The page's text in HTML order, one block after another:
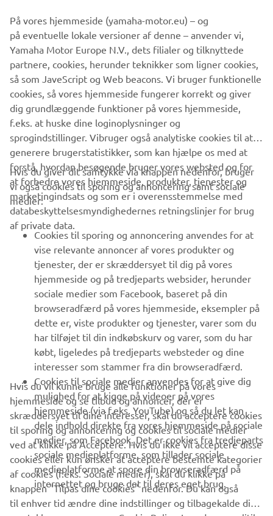
Beskyttelsespladesæt
Kabel & kontakt til spil
Comeup Cub3 Spil (1367kg)
Kassette til spil
Comeup fjernbetjening inkl. holder. (2,4Hz)
YAMAHA ATV
VIRKSOMHED
B2B
MERE YAMAHA
SUPPORT
NYHEDSBREV
Vær den første til at få besked om de seneste tilbud, særlige
arrangementer, nye udgivelser og meget mere.
TILMELD DIG
Læs vores privatlivspolitik for at lære, hvordan vi behandler dine
personlige data:Privatlivspolitik
På vores hjemmeside (yamaha-motor.eu) – og
på eventuelle lokale versioner af denne – anvender vi,
Yamaha Motor Europe N.V., dets filialer og tilknyttede
partnere, cookies, herunder teknikker som ligner cookies,
så som JaveScript og Web beacons. Vi bruger funktionelle
cookies, så vores hjemmeside fungerer korrekt og giver
dig grundlæggende funktioner på vores hjemmeside,
f.eks. at huske dine loginoplysninger og
sprogindstillinger. Vibruger også analytiske cookies til at
generere brugerstatistikker, som kan hjælpe os med at
forstå, hvordan besøgende bruger vores websted og for
at forbedre vores hjemmeside, produkter, tjenester og
marketingindsats og som er i overensstemmelse med
databeskyttelsesmyndighedernes retningslinjer for brug
af private data.
Hvis du giver dit samtykke via knappen nedenfor, bruger
vi også cookies til sporing og annoncering samt sociale
medier:
Cookies til sporing og annoncering anvendes for at
vise relevante annoncer af vores produkter og
tjenester, der er skræddersyet til dig på vores
hjemmeside og på tredjeparts websider, herunder
sociale medier som Facebook, baseret på din
browseradfærd på vores hjemmeside, eksempler på
dette er, viste produkter og tjenester, varer som du
har tilføjet til din indkøbskurv og varer, som du har
købt, ligeledes på tredjeparts websteder og dine
interesser som stammer fra din browseradfærd.
Cookies til sociale medier anvendes for at give dig
mulighed for at kigge på videoer på vores
hjemmeside (via f.eks. YouTube) og så du let kan
dele indhold direkte fra vores hjemmeside på sociale
medier, som Facebook. Det er cookies fra tredjeparts
sociale medieplatforme, som tillader sociale
medieplatforme at spore din browseradfærd på
internettet og bruge det til deres eget brug.
Hvis du vil kunne bruge alle funktioner på vores
hjemmeside og se tilbud og annoncer, der er
skræddersyet til dine interesser, skal du acceptere cookies
til sporing og annoncering og cookies til sociale medier
ved at klikke på Acceptere. Hvis du ikke vil acceptere disse
cookies eller kun ønsker at acceptere bestemte kategorier
af cookies (f.eks. Sociale medier), skal du klikke på
knappen "Tilpas dine cookies" nedenfor. Du kan også
til enhver tid ændre dine indstillinger og tilbagekalde dit